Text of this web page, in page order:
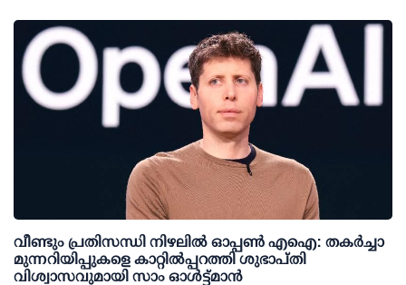
വീണ്ടും പ്രതിസന്ധി നിഴലില്‍ ഓപ്പണ്‍ എഐ: തകര്‍ച്ചാ
മുന്നറിയിപ്പുകളെ കാറ്റില്‍പ്പറത്തി ശുഭാപ്തി
വിശ്വാസവുമായി സാം ഓള്‍ട്ട്മാന്‍